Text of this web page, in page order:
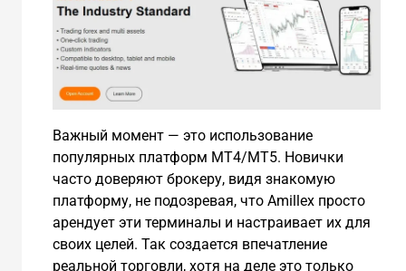
Важный момент — это использование
популярных платформ MT4/MT5. Новички
часто доверяют брокеру, видя знакомую
платформу, не подозревая, что Amillex просто
арендует эти терминалы и настраивает их для
своих целей. Так создается впечатление
реальной торговли, хотя на деле это только